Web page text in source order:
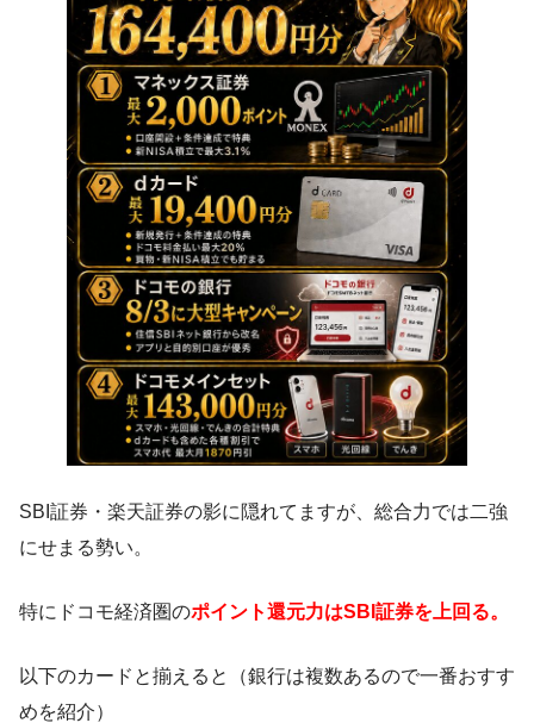
SBI証券・楽天証券の影に隠れてますが、総合力では二強
にせまる勢い。
特にドコモ経済圏のポイント還元力はSBI証券を上回る。
以下のカードと揃えると（銀行は複数あるので一番おすす
めを紹介）